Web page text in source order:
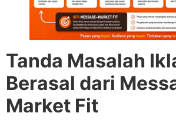
Tanda Masalah
Berasal dari
Market Fit